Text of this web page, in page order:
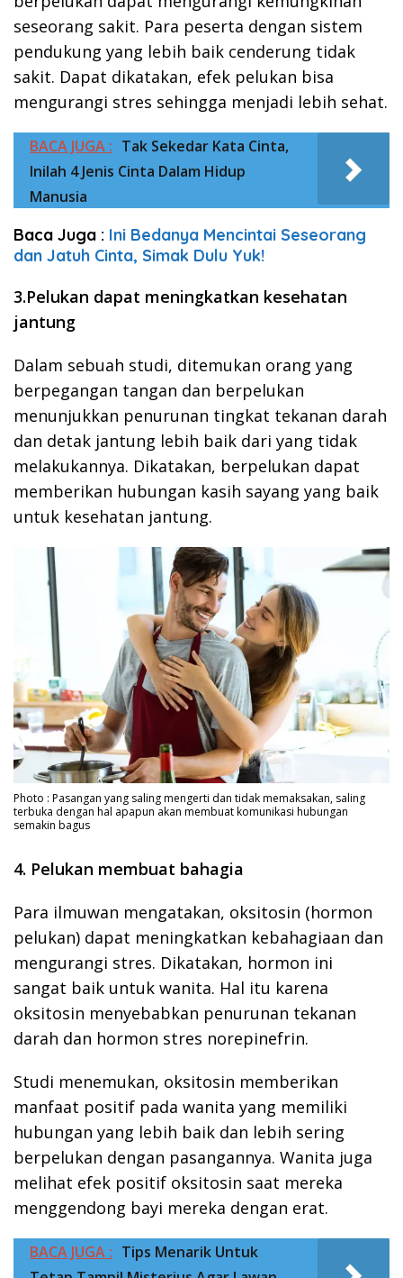
seseorang sakit. Para peserta dengan sistem
pendukung yang lebih baik cenderung tidak
sakit. Dapat dikatakan, efek pelukan bisa
mengurangi stres sehingga menjadi lebih sehat.
BACA JUGA : Tak Sekedar Kata Cinta,
Inilah 4 Jenis Cinta Dalam Hidup
Manusia
Baca Juga : Ini Bedanya Mencintai Seseorang
dan Jatuh Cinta, Simak Dulu Yuk!
3.Pelukan dapat meningkatkan kesehatan
jantung
Dalam sebuah studi, ditemukan orang yang
berpegangan tangan dan berpelukan
menunjukkan penurunan tingkat tekanan darah
dan detak jantung lebih baik dari yang tidak
melakukannya. Dikatakan, berpelukan dapat
memberikan hubungan kasih sayang yang baik
untuk kesehatan jantung.
Photo : Pasangan yang saling mengerti dan tidak memaksakan, saling
terbuka dengan hal apapun akan membuat komunikasi hubungan
semakin bagus
4. Pelukan membuat bahagia
Para ilmuwan mengatakan, oksitosin (hormon
pelukan) dapat meningkatkan kebahagiaan dan
mengurangi stres. Dikatakan, hormon ini
sangat baik untuk wanita. Hal itu karena
oksitosin menyebabkan penurunan tekanan
darah dan hormon stres norepinefrin.
Studi menemukan, oksitosin memberikan
manfaat positif pada wanita yang memiliki
hubungan yang lebih baik dan lebih sering
berpelukan dengan pasangannya. Wanita juga
melihat efek positif oksitosin saat mereka
menggendong bayi mereka dengan erat.
BACA JUGA : Tips Menarik Untuk